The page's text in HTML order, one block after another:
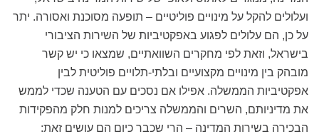
ועלולים להקל על מינויים פוליטיים – תופעה מסוכנת ואסורה. יתר
על כן, הם עלולים לפגוע באפקטיביות של השירות הציבורי
בישראל, וזאת לפי מחקרים השוואתיים, שמצאו כי יש קשר
מובהק בין מינויים מקצועיים ובלתי-תלויים פוליטית לבין
אפקטיביות הממשלה. אפילו אם נסכים עם הטענה שכדי לממש
את מדיניותם, השרים והממשלה צריכים למנות חלק מהפקידות
הבכירה בשירות המדינה – הרי שכבר כיום הם עושים זאת: